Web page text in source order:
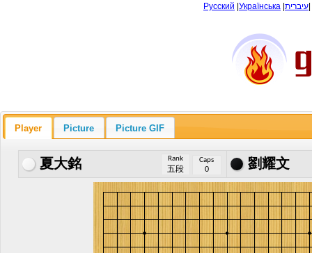
Русский Українська עיברית
Player Picture Picture GIF
夏大銘 Rank
五段
Caps
0 劉耀文